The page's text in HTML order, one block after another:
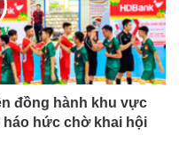
đồng hành khu vực
háo hức chờ khai hội